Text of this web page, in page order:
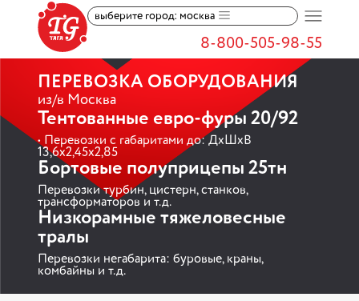
выберите город: москва
8-800-505-98-55
ПЕРЕВОЗКА ОБОРУДОВАНИЯ
из/в Москва
Тентованные евро-фуры 20/92
• Перевозки с габаритами до: ДхШхВ
13,6х2,45х2,85
Бортовые полуприцепы 25тн
Перевозки турбин, цистерн, станков,
трансформаторов и т.д.
Низкорамные тяжеловесные
тралы
Перевозки негабарита: буровые, краны,
комбайны и т.д.